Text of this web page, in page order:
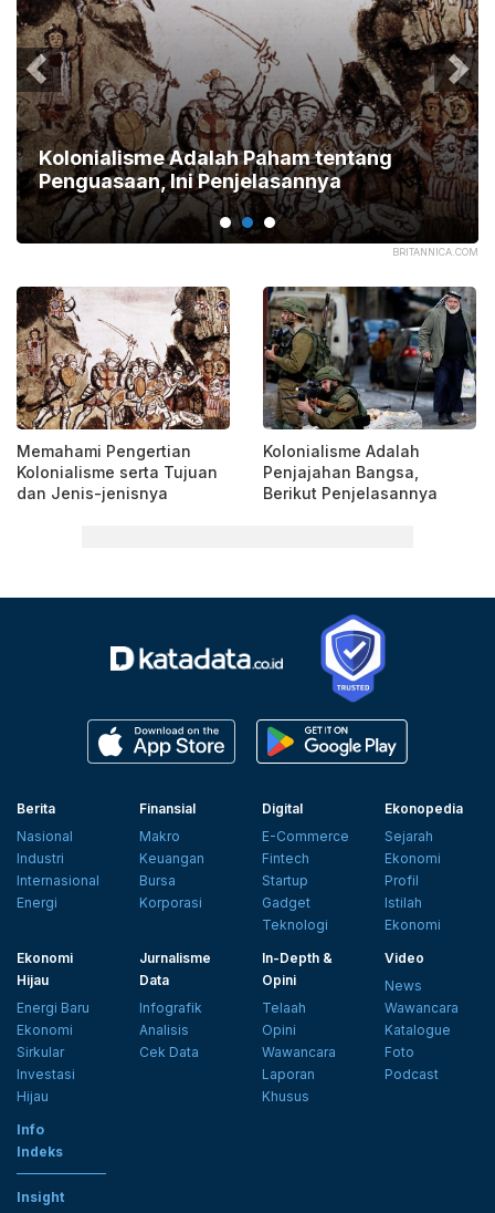
BRITANNICA.COM
Kolonialisme Adalah Paham tentang
Penguasaan, Ini Penjelasannya
Memahami Pengertian
Kolonialisme serta Tujuan
dan Jenis-jenisnya
Kolonialisme Adalah
Penjajahan Bangsa,
Berikut Penjelasannya
Berita
Nasional
Industri
Internasional
Energi
Finansial
Makro
Keuangan
Bursa
Korporasi
Digital
E-Commerce
Fintech
Startup
Gadget
Teknologi
Ekonopedia
Sejarah
Ekonomi
Profil
Istilah
Ekonomi
Ekonomi
Hijau
Energi Baru
Ekonomi
Sirkular
Investasi
Hijau
Jurnalisme
Data
Infografik
Analisis
Cek Data
In-Depth &
Opini
Telaah
Opini
Wawancara
Laporan
Khusus
Video
News
Wawancara
Katalogue
Foto
Podcast
Info
Indeks
Insight